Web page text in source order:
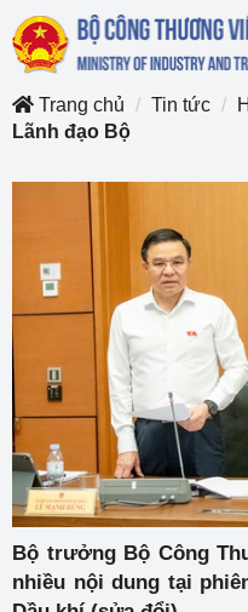
Trang chủ
Tin tức
Lãnh đạo Bộ
Bộ trưởng Bộ Công
nhiều nội dung tại